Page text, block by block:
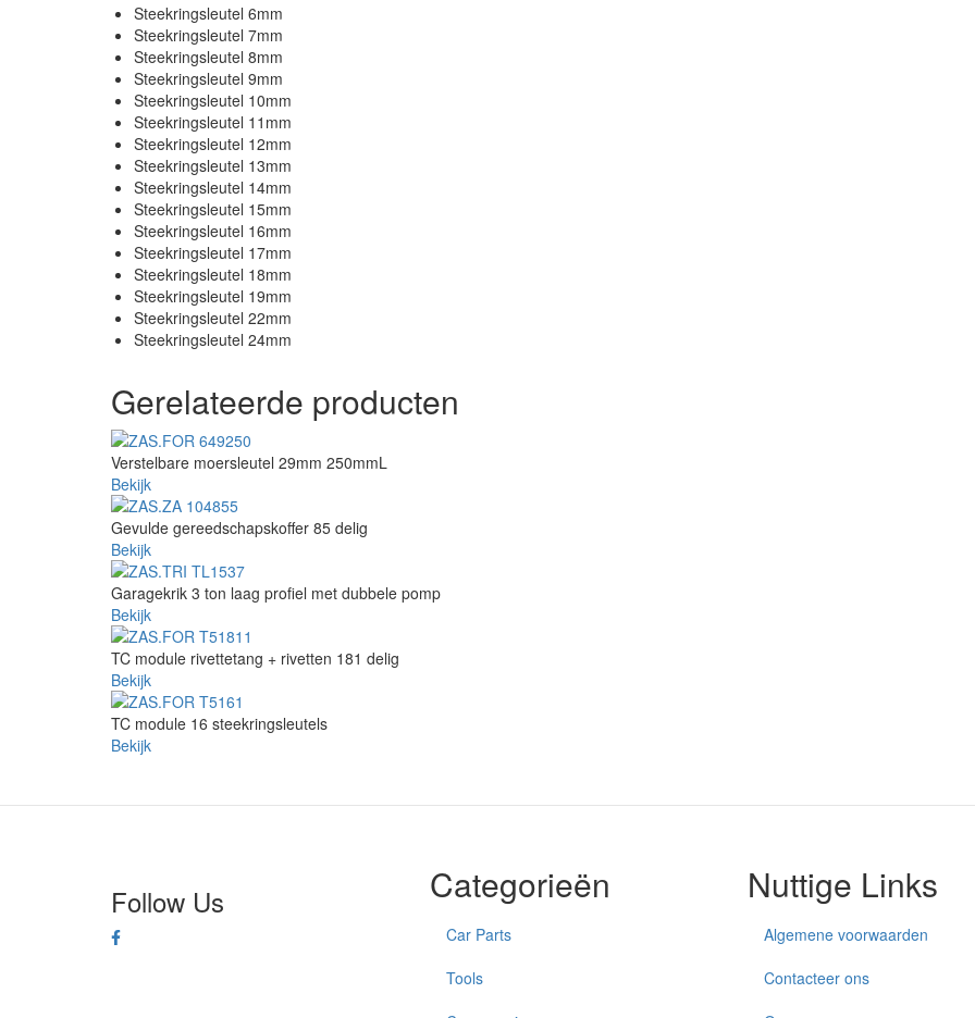
Steekringsleutel 6mm
Steekringsleutel 7mm
Steekringsleutel 8mm
Steekringsleutel 9mm
Steekringsleutel 10mm
Steekringsleutel 11mm
Steekringsleutel 12mm
Steekringsleutel 13mm
Steekringsleutel 14mm
Steekringsleutel 15mm
Steekringsleutel 16mm
Steekringsleutel 17mm
Steekringsleutel 18mm
Steekringsleutel 19mm
Steekringsleutel 22mm
Steekringsleutel 24mm
Gerelateerde producten
Verstelbare moersleutel 29mm 250mmL
Bekijk
Gevulde gereedschapskoffer 85 delig
Bekijk
Garagekrik 3 ton laag profiel met dubbele pomp
Bekijk
TC module rivettetang + rivetten 181 delig
Bekijk
TC module 16 steekringsleutels
Bekijk
Follow Us Categorieën
Car Parts
Tools
Nuttige Links
Algemene voorwaarden
Contacteer ons